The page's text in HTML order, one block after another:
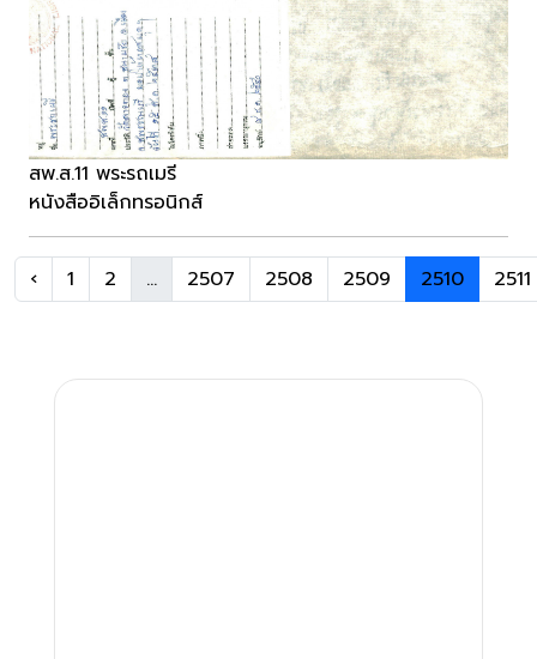
สพ.ส.11 พระรถเมรี
หนังสืออิเล็กทรอนิกส์
‹ 1 2 ... 2507 2508 2509 2510 2511